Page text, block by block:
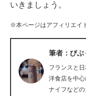
ITエンジニア向け専
企業向けIT製品の総合
いきましょう。
※本ページはアフィリエイ
筆者：びぶ
フランスと
洋食店を中
ナイフなどの